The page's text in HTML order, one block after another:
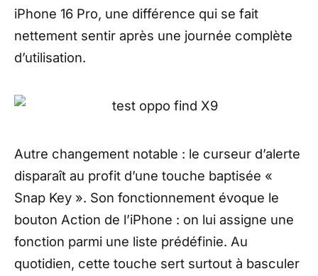
iPhone 16 Pro, une différence qui se fait
nettement sentir après une journée complète
d’utilisation.
Autre changement notable : le curseur d’alerte
disparaît au profit d’une touche baptisée «
Snap Key ». Son fonctionnement évoque le
bouton Action de l’iPhone : on lui assigne une
fonction parmi une liste prédéfinie. Au
quotidien, cette touche sert surtout à basculer